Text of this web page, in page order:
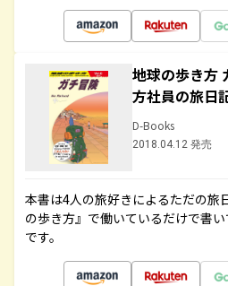
地球の歩き方
方社員の旅日
D-Books
2018.04.12 発売
本書は4人の旅好きによるただの旅
の歩き方』で働いているだけで書
です。